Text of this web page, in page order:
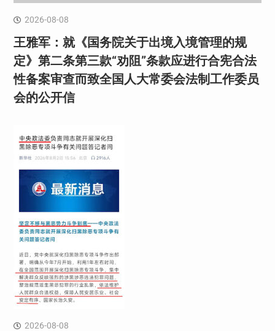
2026-08-08
王雅军：就《国务院关于出境入境管理的规
定》第二条第三款“劝阻”条款应进行合宪合法
性备案审查而致全国人大常委会法制工作委员
会的公开信
2026-08-08